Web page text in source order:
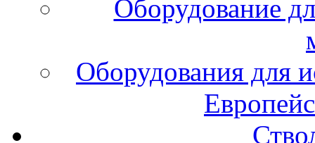
Оборудование
Оборудования для